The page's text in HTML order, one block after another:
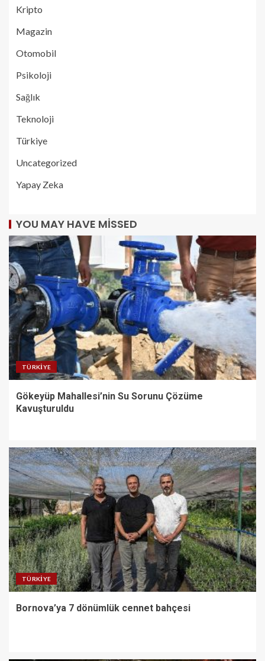
Kripto
Magazin
Otomobil
Psikoloji
Sağlık
Teknoloji
Türkiye
Uncategorized
Yapay Zeka
YOU MAY HAVE MISSED
TÜRKIYE
Gökeyüp Mahallesi’nin Su Sorunu Çözüme
Kavuşturuldu
TÜRKIYE
Bornova’ya 7 dönümlük cennet bahçesi